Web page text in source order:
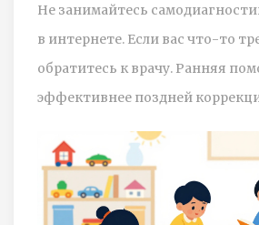
Не занимайтесь
в интернете. Если вас что-то
обратитесь к врачу. Ранняя
эффективнее поздней